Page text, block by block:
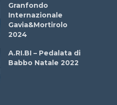
Granfondo
Internazionale
Gavia&Mortirolo
2024
A.RI.BI – Pedalata di
Babbo Natale 2022